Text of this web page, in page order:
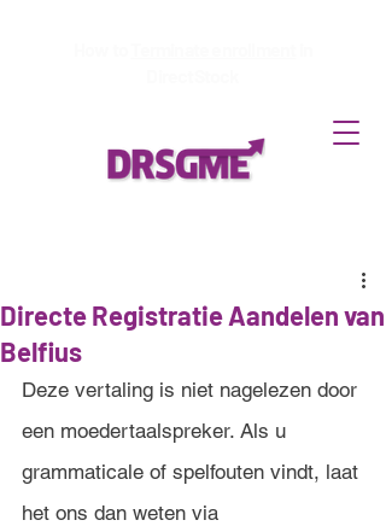
Directe Registratie Aandelen van
Belfius
Deze vertaling is niet nagelezen door
een moedertaalspreker. Als u
grammaticale of spelfouten vindt, laat
het ons dan weten via